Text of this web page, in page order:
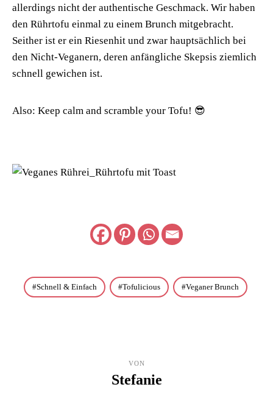
allerdings nicht der authentische Geschmack. Wir haben
den Rührtofu einmal zu einem Brunch mitgebracht.
Seither ist er ein Riesenhit und zwar hauptsächlich bei
den Nicht-Veganern, deren anfängliche Skepsis ziemlich
schnell gewichen ist.
Also: Keep calm and scramble your Tofu! 😎
Schnell & Einfach Tofulicious Veganer Brunch
VON
Stefanie